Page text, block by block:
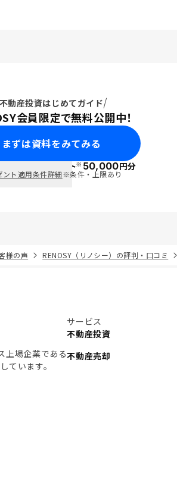
不動産投資はじめてガイド
会員限定で無料公開中！
まずは資料をみてみる
ポイント※50,000円分
ント適用条件詳細※条件・上限あり
様の声 RENOSY（リノシー）の評判・口コミ
上場企業である
います。
サービス
不動産投資
不動産売却